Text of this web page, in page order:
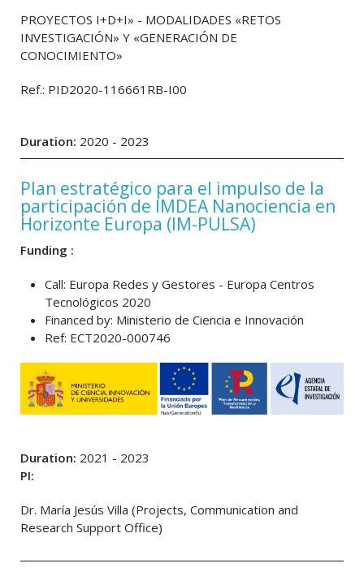
PROYECTOS I+D+I» - MODALIDADES «RETOS
INVESTIGACIÓN» Y «GENERACIÓN DE
CONOCIMIENTO»
Ref.: PID2020-116661RB-I00
Duration: 2020 - 2023
Plan estratégico para el impulso de la
participación de IMDEA Nanociencia en
Horizonte Europa (IM-PULSA)
Funding :
Call: Europa Redes y Gestores - Europa Centros
Tecnológicos 2020
Financed by: Ministerio de Ciencia e Innovación
Ref: ECT2020-000746
Duration: 2021 - 2023
PI:
Dr. María Jesús Villa (Projects, Communication and
Research Support Office)